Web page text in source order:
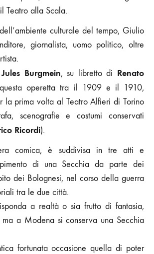
Teatro alla Scala.
culturale del tempo, Giulio
giornalista, uomo politico, oltre
Jules Burgmein, su libretto di Renato
operetta tra il 1909 e il 1910,
la prima volta al Teatro Alfieri di Torino
scenografie e costumi conservati
Ricordi).
comica, è suddivisa in tre atti e
di una Secchia da parte dei
dei Bolognesi, nel corso della guerra
tra le due città.
a realtà o sia frutto di fantasia,
a Modena si conserva una Secchia
fortunata occasione quella di poter